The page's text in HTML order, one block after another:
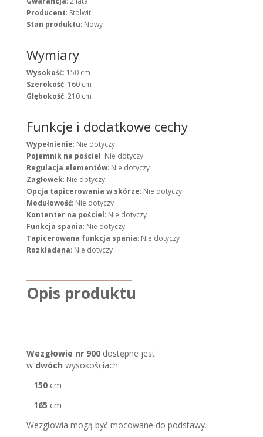
Producent: Stolwit
Stan produktu: Nowy
Wymiary
Wysokość: 150 cm
Szerokość: 160 cm
Głębokość: 210 cm
Funkcje i dodatkowe cechy
Wypełnienie: Nie dotyczy
Pojemnik na pościel: Nie dotyczy
Regulacja elementów: Nie dotyczy
Zagłowek: Nie dotyczy
Opcja tapicerowania w skórze: Nie dotyczy
Modułowość: Nie dotyczy
Kontenter na pościel: Nie dotyczy
Funkcja spania: Nie dotyczy
Tapicerowana funkcja spania: Nie dotyczy
Rozkładana: Nie dotyczy
Opis produktu
Wezgłowie nr 900dostępne jest
wdwóch wysokościach:
– 150cm
– 165 cm
Wezgłowia mogą być mocowane do podstawy.